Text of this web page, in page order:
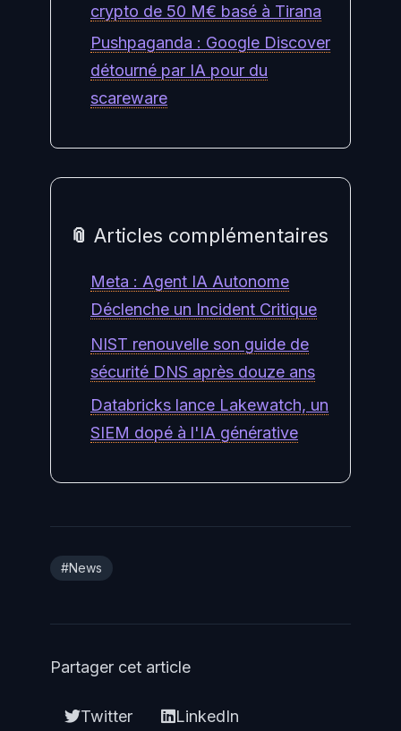
crypto de 50 M€ basé à Tirana
Pushpaganda : Google Discover
détourné par IA pour du
scareware
📎 Articles complémentaires
Meta : Agent IA Autonome
Déclenche un Incident Critique
NIST renouvelle son guide de
sécurité DNS après douze ans
Databricks lance Lakewatch, un
SIEM dopé à l'IA générative
#News
Partager cet article
Twitter LinkedIn